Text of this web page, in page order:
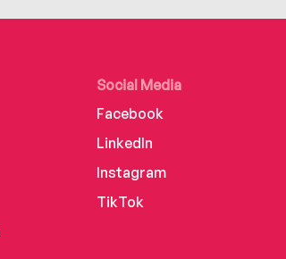
Social Media
Facebook
LinkedIn
Instagram
TikTok